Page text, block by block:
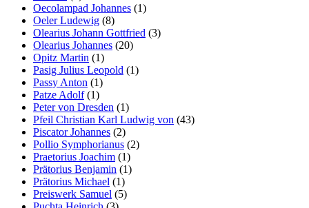
Oecolampad Johannes (1)
Oeler Ludewig (8)
Olearius Johann Gottfried (3)
Olearius Johannes (20)
Opitz Martin (1)
Pasig Julius Leopold (1)
Passy Anton (1)
Patze Adolf(1)
Peter von Dresden (1)
Pfeil Christian Karl Ludwig von (43)
Piscator Johannes (2)
Pollio Symphorianus (2)
Praetorius Joachim (1)
Prätorius Benjamin (1)
Prätorius Michael (1)
Preiswerk Samuel (5)